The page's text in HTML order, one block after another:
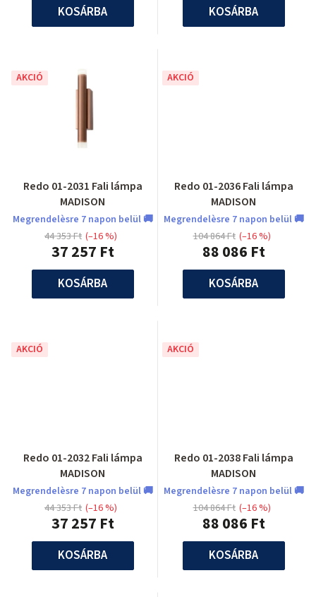
KOSÁRBA KOSÁRBA
AKCIÓ
Redo 01-2031 Fali lámpa
MADISON
Megrendelèsre 7 napon belül 🚚
37 257 Ft
44 353 Ft (–16 %)
KOSÁRBA
AKCIÓ
Redo 01-2036 Fali lámpa
MADISON
Megrendelèsre 7 napon belül 🚚
88 086 Ft
104 864 Ft (–16 %)
KOSÁRBA
AKCIÓ
Redo 01-2032 Fali lámpa
MADISON
Megrendelèsre 7 napon belül 🚚
37 257 Ft
44 353 Ft (–16 %)
KOSÁRBA
AKCIÓ
Redo 01-2038 Fali lámpa
MADISON
Megrendelèsre 7 napon belül 🚚
88 086 Ft
104 864 Ft (–16 %)
KOSÁRBA